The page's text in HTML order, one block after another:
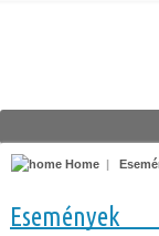
Home |
Események